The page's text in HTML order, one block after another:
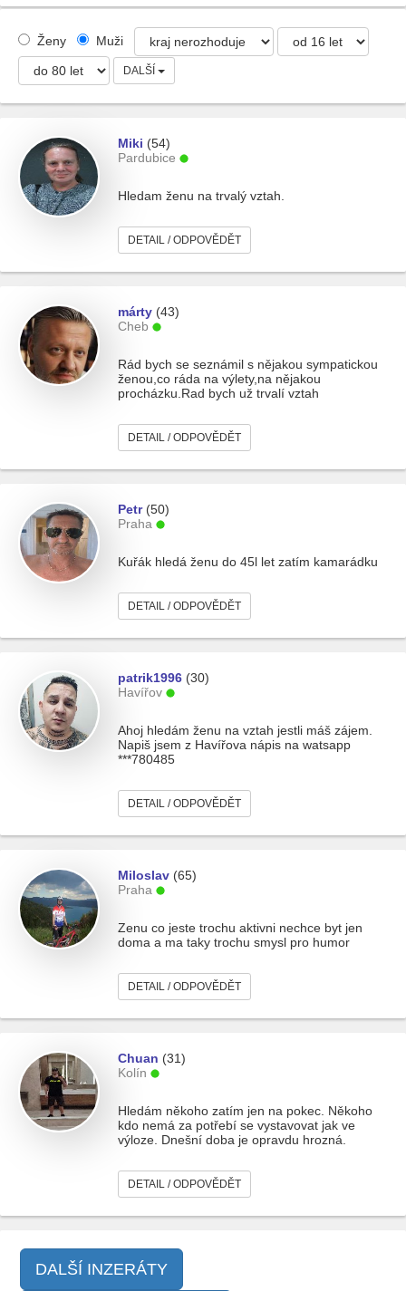
Ženy Muži
DALŠÍ
Miki (54)
Pardubice
Hledam ženu na trvalý vztah.
DETAIL / ODPOVĚDĚT
márty (43)
Cheb
Rád bych se seznámil s nějakou sympatickou
ženou,co ráda na výlety,na nějakou
procházku.Rad bych už trvalí vztah
DETAIL / ODPOVĚDĚT
Petr(50)
Praha
Kuřák hledá ženu do 45l let zatím kamarádku
DETAIL / ODPOVĚDĚT
patrik1996 (30)
Havířov
Ahoj hledám ženu na vztah jestli máš zájem.
Napiš jsem z Havířova nápis na watsapp
***780485
DETAIL / ODPOVĚDĚT
Miloslav (65)
Praha
Zenu co jeste trochu aktivni nechce byt jen
doma a ma taky trochu smysl pro humor
DETAIL / ODPOVĚDĚT
Chuan (31)
Kolín
Hledám někoho zatím jen na pokec. Někoho
kdo nemá za potřebí se vystavovat jak ve
výloze. Dnešní doba je opravdu hrozná.
DETAIL / ODPOVĚDĚT
DALŠÍ INZERÁTY